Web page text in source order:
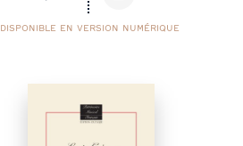
DISPONIBLE EN VERSION NUMÉRIQUE